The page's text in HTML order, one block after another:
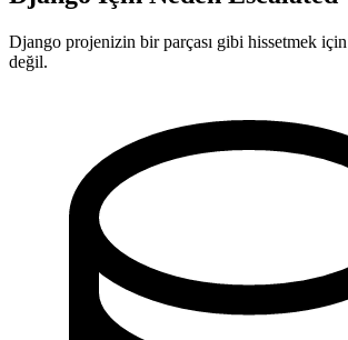
Django projenizin bir parçası gibi hissetmek için
değil.